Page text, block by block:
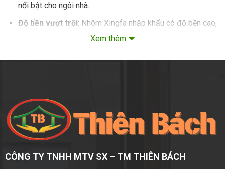
nổi bật cho ngôi nhà.
Độ bền vượt trội: Nhôm Xingfa nhập khẩu có độ bền cao,
chống chịu được thời tiết khắc nghiệt, không bị cong
Dễ dàng bảo trì
phai màu theo thời gian, dễ dàng vệ sinh và bảo dưỡng.
3. Ứng dụng của cửa đi nhôm Xingfa màu vân gỗ,
uốn vòm 2 cánh mở quay
Xem thêm
CÔNG TY TNHH MTV SX – TM THIÊN BÁCH